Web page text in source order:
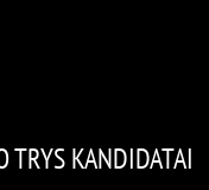
TRYS KANDIDATAI